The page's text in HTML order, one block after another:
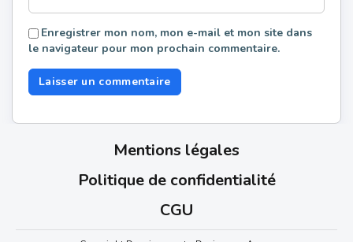
Enregistrer mon nom, mon e-mail et mon site dans
le navigateur pour mon prochain commentaire.
Mentions légales
Politique de confidentialité
CGU